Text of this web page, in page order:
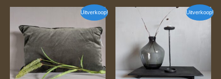
Uitverkoop!
was:
€ 19,95.
is:
€ 14,95.
Uitverkoop!
Oorspronkelijke
prijs
was:
€ 27,95.
Huidige
prijs
is:
€ 19,95.